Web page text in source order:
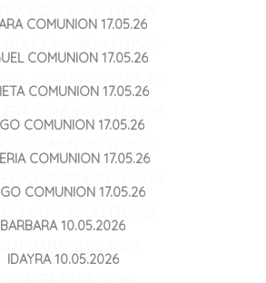
COMUNION 17.05.26
COMUNION 17.05.26
COMUNION 17.05.26
COMUNION 17.05.26
COMUNION 17.05.26
COMUNION 17.05.26
BARBARA 10.05.2026
IDAYRA 10.05.2026